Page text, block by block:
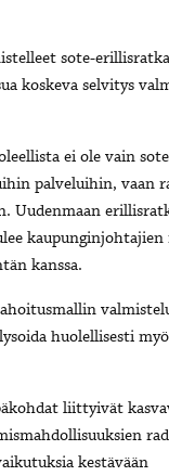
sote-
koskeva selvitys
ei ole vain
palveluihin, vaan
Uudenmaan
kanssa.
huolellisesti
liittyivät
kestävään